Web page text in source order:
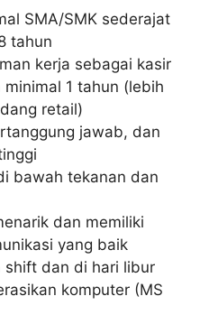
SMA/SMK sederajat
tahun
kerja sebagai kasir
1 tahun (lebih
retail)
jawab, dan
bawah tekanan dan
dan memiliki
yang baik
shift dan di hari libur
komputer (MS